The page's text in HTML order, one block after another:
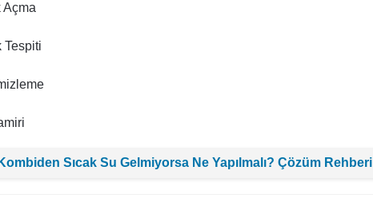
Açma
Tespiti
Kombiden Sıcak Su Gelmiyorsa Ne Yapılmalı? Çözüm Rehberi